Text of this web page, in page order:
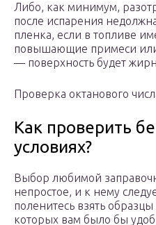
Либо, как минимум,
после испарения
пленка, если в топливе
повышающие примеси
— поверхность будет
Проверка октанового
Как проверить
условиях?
Выбор любимой
непростое, и к нему
поленитесь взять
которых вам было бы